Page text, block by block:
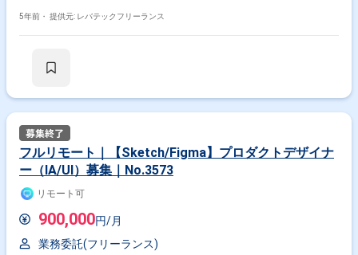
5年前・ 提供元: レバテックフリーランス
フルリモート｜【Sketch/Figma】プロダクトデザイナ
ー（IA/UI）募集｜No.3573
リモート可
900,000円/月
業務委託(フリーランス)